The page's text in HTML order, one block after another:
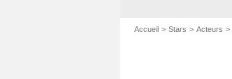
Accueil Stars Acteurs